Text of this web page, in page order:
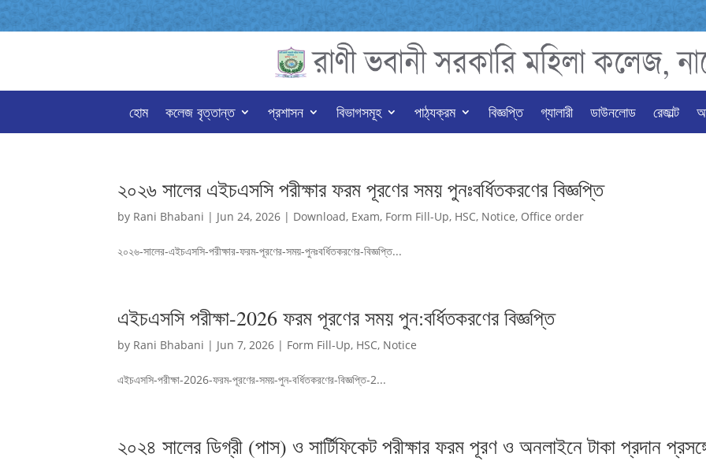
হোম কলেজ বৃত্তান্ত প্রশাসন বিভাগসমূহ পাঠ্যক্রম বিজ্ঞপ্তি গ্যালারী ডাউনলোড রেজাল্ট
২০২৬ সালের এইচএসসি পরীক্ষার ফরম পূরণের সময় পুনঃবর্ধিতকরণের বিজ্ঞপ্তি
by Rani Bhabani | Jun 24, 2026 | Download, Exam, Form Fill-Up, HSC, Notice, Office order
২০২৬-সালের-এইচএসসি-পরীক্ষার-ফরম-পূরণের-সময়-পুনঃবর্ধিতকরণের-বিজ্ঞপ্তি...
এইচএসসি পরীক্ষা-2026 ফরম পূরণের সময় পুন:বর্ধিতকরণের বিজ্ঞপ্তি
by Rani Bhabani | Jun 7, 2026 | Form Fill-Up, HSC, Notice
এইচএসসি-পরীক্ষা-2026-ফরম-পূরণের-সময়-পুন-বর্ধিতকরণের-বিজ্ঞপ্তি-2...
২০২৪ সালের ডিগ্রী (পাস) ও সার্টিফিকেট পরীক্ষার ফরম পূরণ ও অনলাইনে টাকা প্রদান